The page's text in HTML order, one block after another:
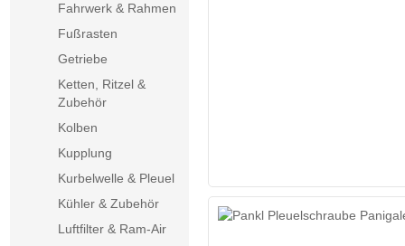
Fahrwerk & Rahmen
Fußrasten
Getriebe
Ketten, Ritzel &
Zubehör
Kolben
Kupplung
Kurbelwelle & Pleuel
Kühler & Zubehör
Luftfilter & Ram-Air